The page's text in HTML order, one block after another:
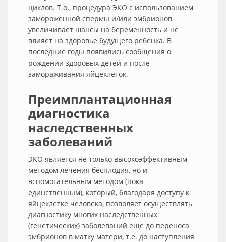
циклов. Т.о., процедура ЭКО с использованием
замороженной спермы и/или эмбрионов
увеличивает шансы на беременность и не
влияет на здоровье будущего ребенка. В
последние годы появились сообщения о
рождении здоровых детей и после
замораживания яйцеклеток.
Преимплантационная
диагностика
наследственных
заболеваний
ЭКО является не только высокоэффективным
методом лечения бесплодия, но и
вспомогательным методом (пока
единственным), который, благодаря доступу к
яйцеклетке человека, позволяет осуществлять
диагностику многих наследственных
(генетических) заболеваний еще до переноса
эмбрионов в матку матери, т.е. до наступления